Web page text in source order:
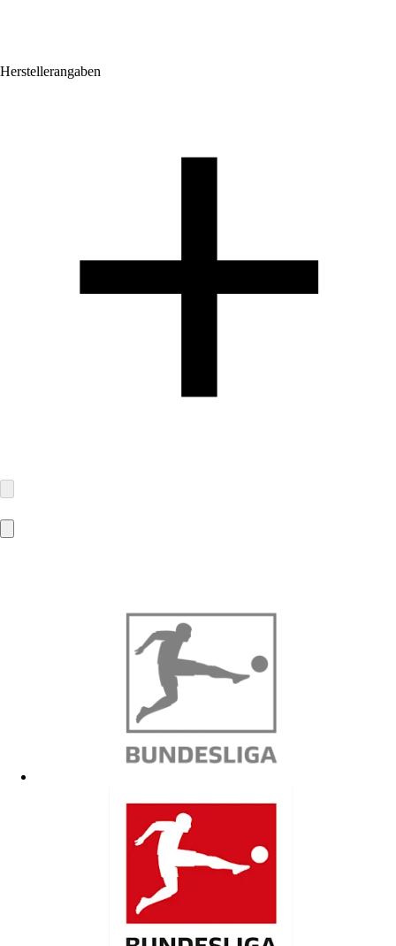
Herstellerangaben
Steinweg 23
51107 Köln
kontakt@makotex.de